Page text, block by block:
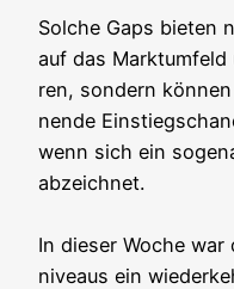
Sol­che Gaps bie­ten
auf das
ren, son­dern
nen­de
wenn sich ein
abzeich­net.
In die­ser Woche
ni­veaus ein